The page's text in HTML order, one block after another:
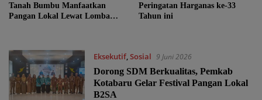
Tanah Bumbu Manfaatkan
Pangan Lokal Lewat Lomba
Peringatan Harganas ke-33
Tahun ini
Eksekutif,Sosial 9 Juni 2026
Dorong SDM Berkualitas, Pemkab
Kotabaru Gelar Festival Pangan Lokal
B2SA